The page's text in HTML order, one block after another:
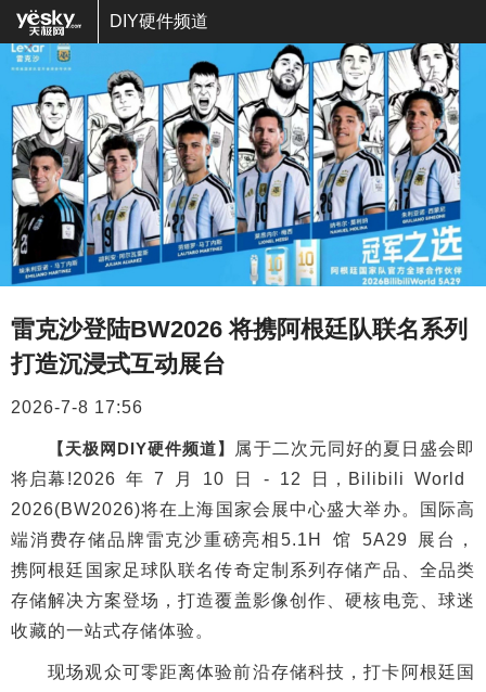
DIY硬件频道
雷克沙登陆BW2026 将携阿根廷队联名系列
打造沉浸式互动展台
2026-7-8 17:56
【天极网DIY硬件频道】 属于二次元同好的夏日盛会即
将启幕!2026 年 7 月 10 日 - 12 日，Bilibili World
2026(BW2026)将在上海国家会展中心盛大举办。国际高
端消费存储品牌雷克沙重磅亮相5.1H 馆 5A29 展台，
携阿根廷国家足球队联名传奇定制系列存储产品、全品类
存储解决方案登场，打造覆盖影像创作、硬核电竞、球迷
收藏的一站式存储体验。
现场观众可零距离体验前沿存储科技，打卡阿根廷国